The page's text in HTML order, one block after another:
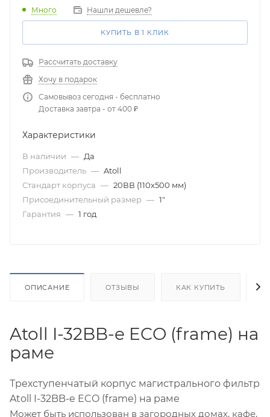
Много Нашли дешевле?
КУПИТЬ В 1 КЛИК
Рассчитать доставку
Хочу в подарок
Самовывоз сегодня - бесплатно
Доставка завтра - от 400 ₽
Характеристики
В наличии — Да
Производитель — Atoll
Стандарт корпуса — 20ВВ (110х500 мм)
Присоединительный размер — 1"
Гарантия — 1 год
ОПИСАНИЕ ОТЗЫВЫ КАК КУПИТЬ
Atoll I-32BB-e ECO (frame) на
раме
Трехступенчатый корпус магистрального фильтр
Atoll I-32BB-e ECO (frame) на раме
Может быть использован в загородных домах, кафе,